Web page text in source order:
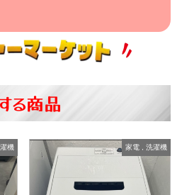
る商品
機 家電 洗濯機